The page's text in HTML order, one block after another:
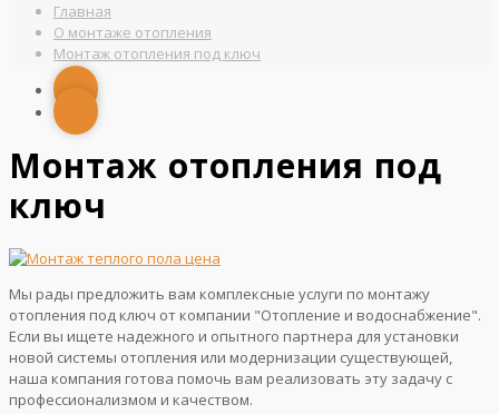
Главная
О монтаже отопления
Монтаж отопления под ключ
Монтаж отопления под
ключ
Мы рады предложить вам комплексные услуги по монтажу
отопления под ключ от компании "Отопление и водоснабжение".
Если вы ищете надежного и опытного партнера для установки
новой системы отопления или модернизации существующей,
наша компания готова помочь вам реализовать эту задачу с
профессионализмом и качеством.